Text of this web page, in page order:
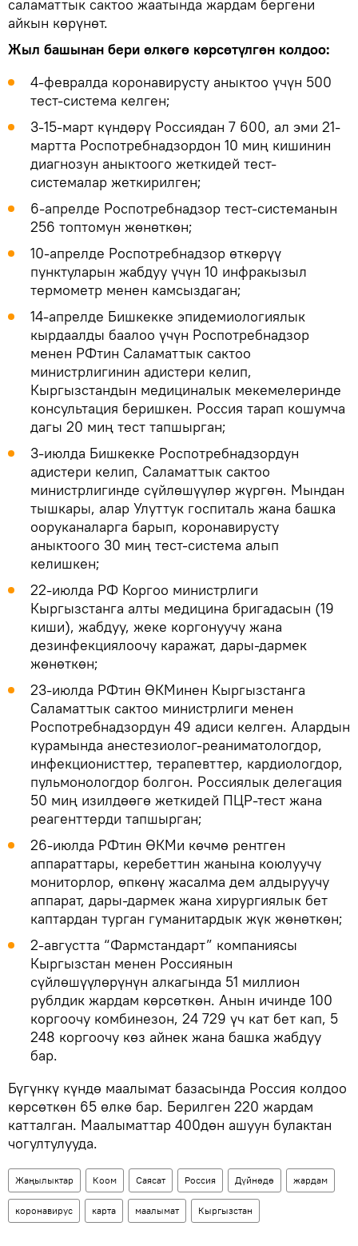
саламаттык сактоо жаатында жардам бергени
айкын көрүнөт.
Жыл башынан бери өлкөгө көрсөтүлгөн колдоо:
4-февралда коронавирусту аныктоо үчүн 500
тест-система келген;
3-15-март күндөрү Россиядан 7 600, ал эми 21-
мартта Роспотребнадзордон 10 миң кишинин
диагнозун аныктоого жеткидей тест-
системалар жеткирилген;
6-апрелде Роспотребнадзор тест-системанын
256 топтомун жөнөткөн;
10-апрелде Роспотребнадзор өткөрүү
пунктуларын жабдуу үчүн 10 инфракызыл
термометр менен камсыздаган;
14-апрелде Бишкекке эпидемиологиялык
кырдаалды баалоо үчүн Роспотребнадзор
менен РФтин Саламаттык сактоо
министрлигинин адистери келип,
Кыргызстандын медициналык мекемелеринде
консультация беришкен. Россия тарап кошумча
дагы 20 миң тест тапшырган;
3-июлда Бишкекке Роспотребнадзордун
адистери келип, Саламаттык сактоо
министрлигинде сүйлөшүүлөр жүргөн. Мындан
тышкары, алар Улуттук госпиталь жана башка
ооруканаларга барып, коронавирусту
аныктоого 30 миң тест-система алып
келишкен;
22-июлда РФ Коргоо министрлиги
Кыргызстанга алты медицина бригадасын (19
киши), жабдуу, жеке коргонуучу жана
дезинфекциялоочу каражат, дары-дармек
жөнөткөн;
23-июлда РФтин ӨКМинен Кыргызстанга
Саламаттык сактоо министрлиги менен
Роспотребнадзордун 49 адиси келген. Алардын
курамында анестезиолог-реаниматологдор,
инфекционисттер, терапевттер, кардиологдор,
пульмонологдор болгон. Россиялык делегация
50 миң изилдөөгө жеткидей ПЦР-тест жана
реагенттерди тапшырган;
26-июлда РФтин ӨКМи көчмө рентген
аппараттары, керебеттин жанына коюлуучу
мониторлор, өпкөнү жасалма дем алдыруучу
аппарат, дары-дармек жана хирургиялык бет
каптардан турган гуманитардык жүк жөнөткөн;
2-августта “Фармстандарт” компаниясы
Кыргызстан менен Россиянын
сүйлөшүүлөрүнүн алкагында 51 миллион
рублдик жардам көрсөткөн. Анын ичинде 100
коргоочу комбинезон, 24 729 үч кат бет кап, 5
248 коргоочу көз айнек жана башка жабдуу
бар.
Бүгүнкү күндө маалымат базасында Россия колдоо
көрсөткөн 65 өлкө бар. Берилген 220 жардам
катталган. Маалыматтар 400дөн ашуун булактан
чогултулууда.
Жаңылыктар Коом Саясат Россия Дүйнөдө жардам
коронавирус карта маалымат Кыргызстан